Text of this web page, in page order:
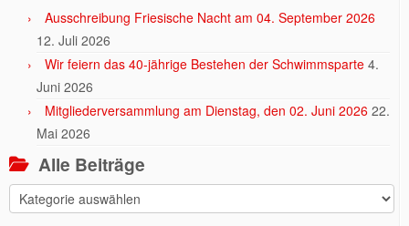
Ausschreibung Friesische Nacht am 04. September 2026
12. Juli 2026
Wir feiern das 40-jährige Bestehen der Schwimmsparte 4.
Juni 2026
Mitgliederversammlung am Dienstag, den 02. Juni 2026 22.
Mai 2026
Alle Beiträge
Alle
Beiträge